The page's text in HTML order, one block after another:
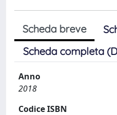
Scheda breve
Scheda completa
Anno
2018
Codice ISBN